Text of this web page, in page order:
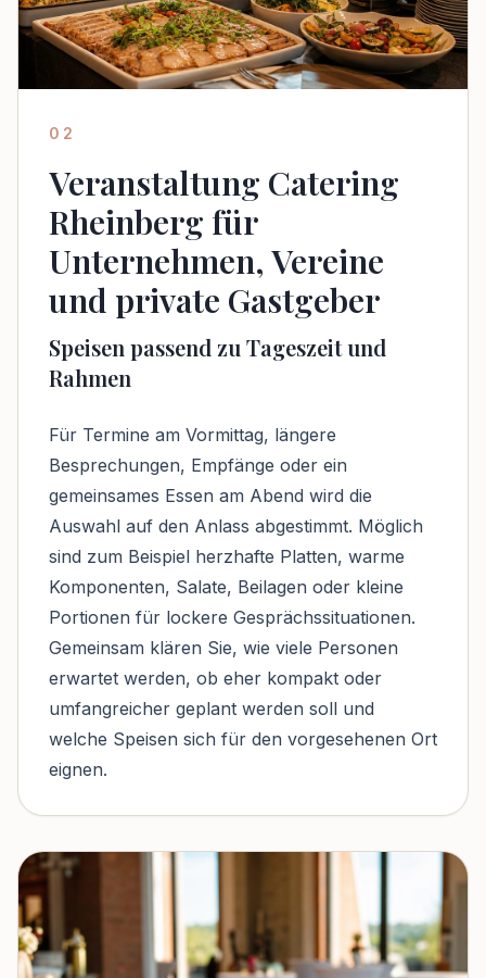
02
Veranstaltung Catering
Rheinberg für
Unternehmen, Vereine
und private Gastgeber
Speisen passend zu Tageszeit und
Rahmen
Für Termine am Vormittag, längere
Besprechungen, Empfänge oder ein
gemeinsames Essen am Abend wird die
Auswahl auf den Anlass abgestimmt. Möglich
sind zum Beispiel herzhafte Platten, warme
Komponenten, Salate, Beilagen oder kleine
Portionen für lockere Gesprächssituationen.
Gemeinsam klären Sie, wie viele Personen
erwartet werden, ob eher kompakt oder
umfangreicher geplant werden soll und
welche Speisen sich für den vorgesehenen Ort
eignen.